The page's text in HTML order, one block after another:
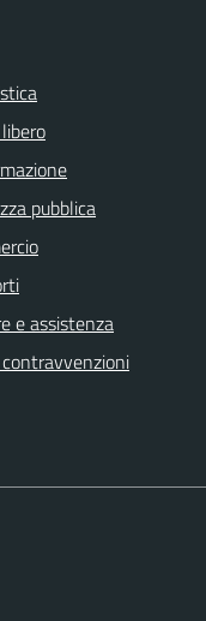
pubblica
e assistenza